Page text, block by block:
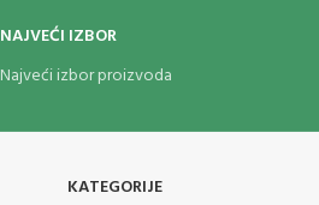
NAJVEĆI IZBOR
Najveći izbor proizvoda
KATEGORIJE